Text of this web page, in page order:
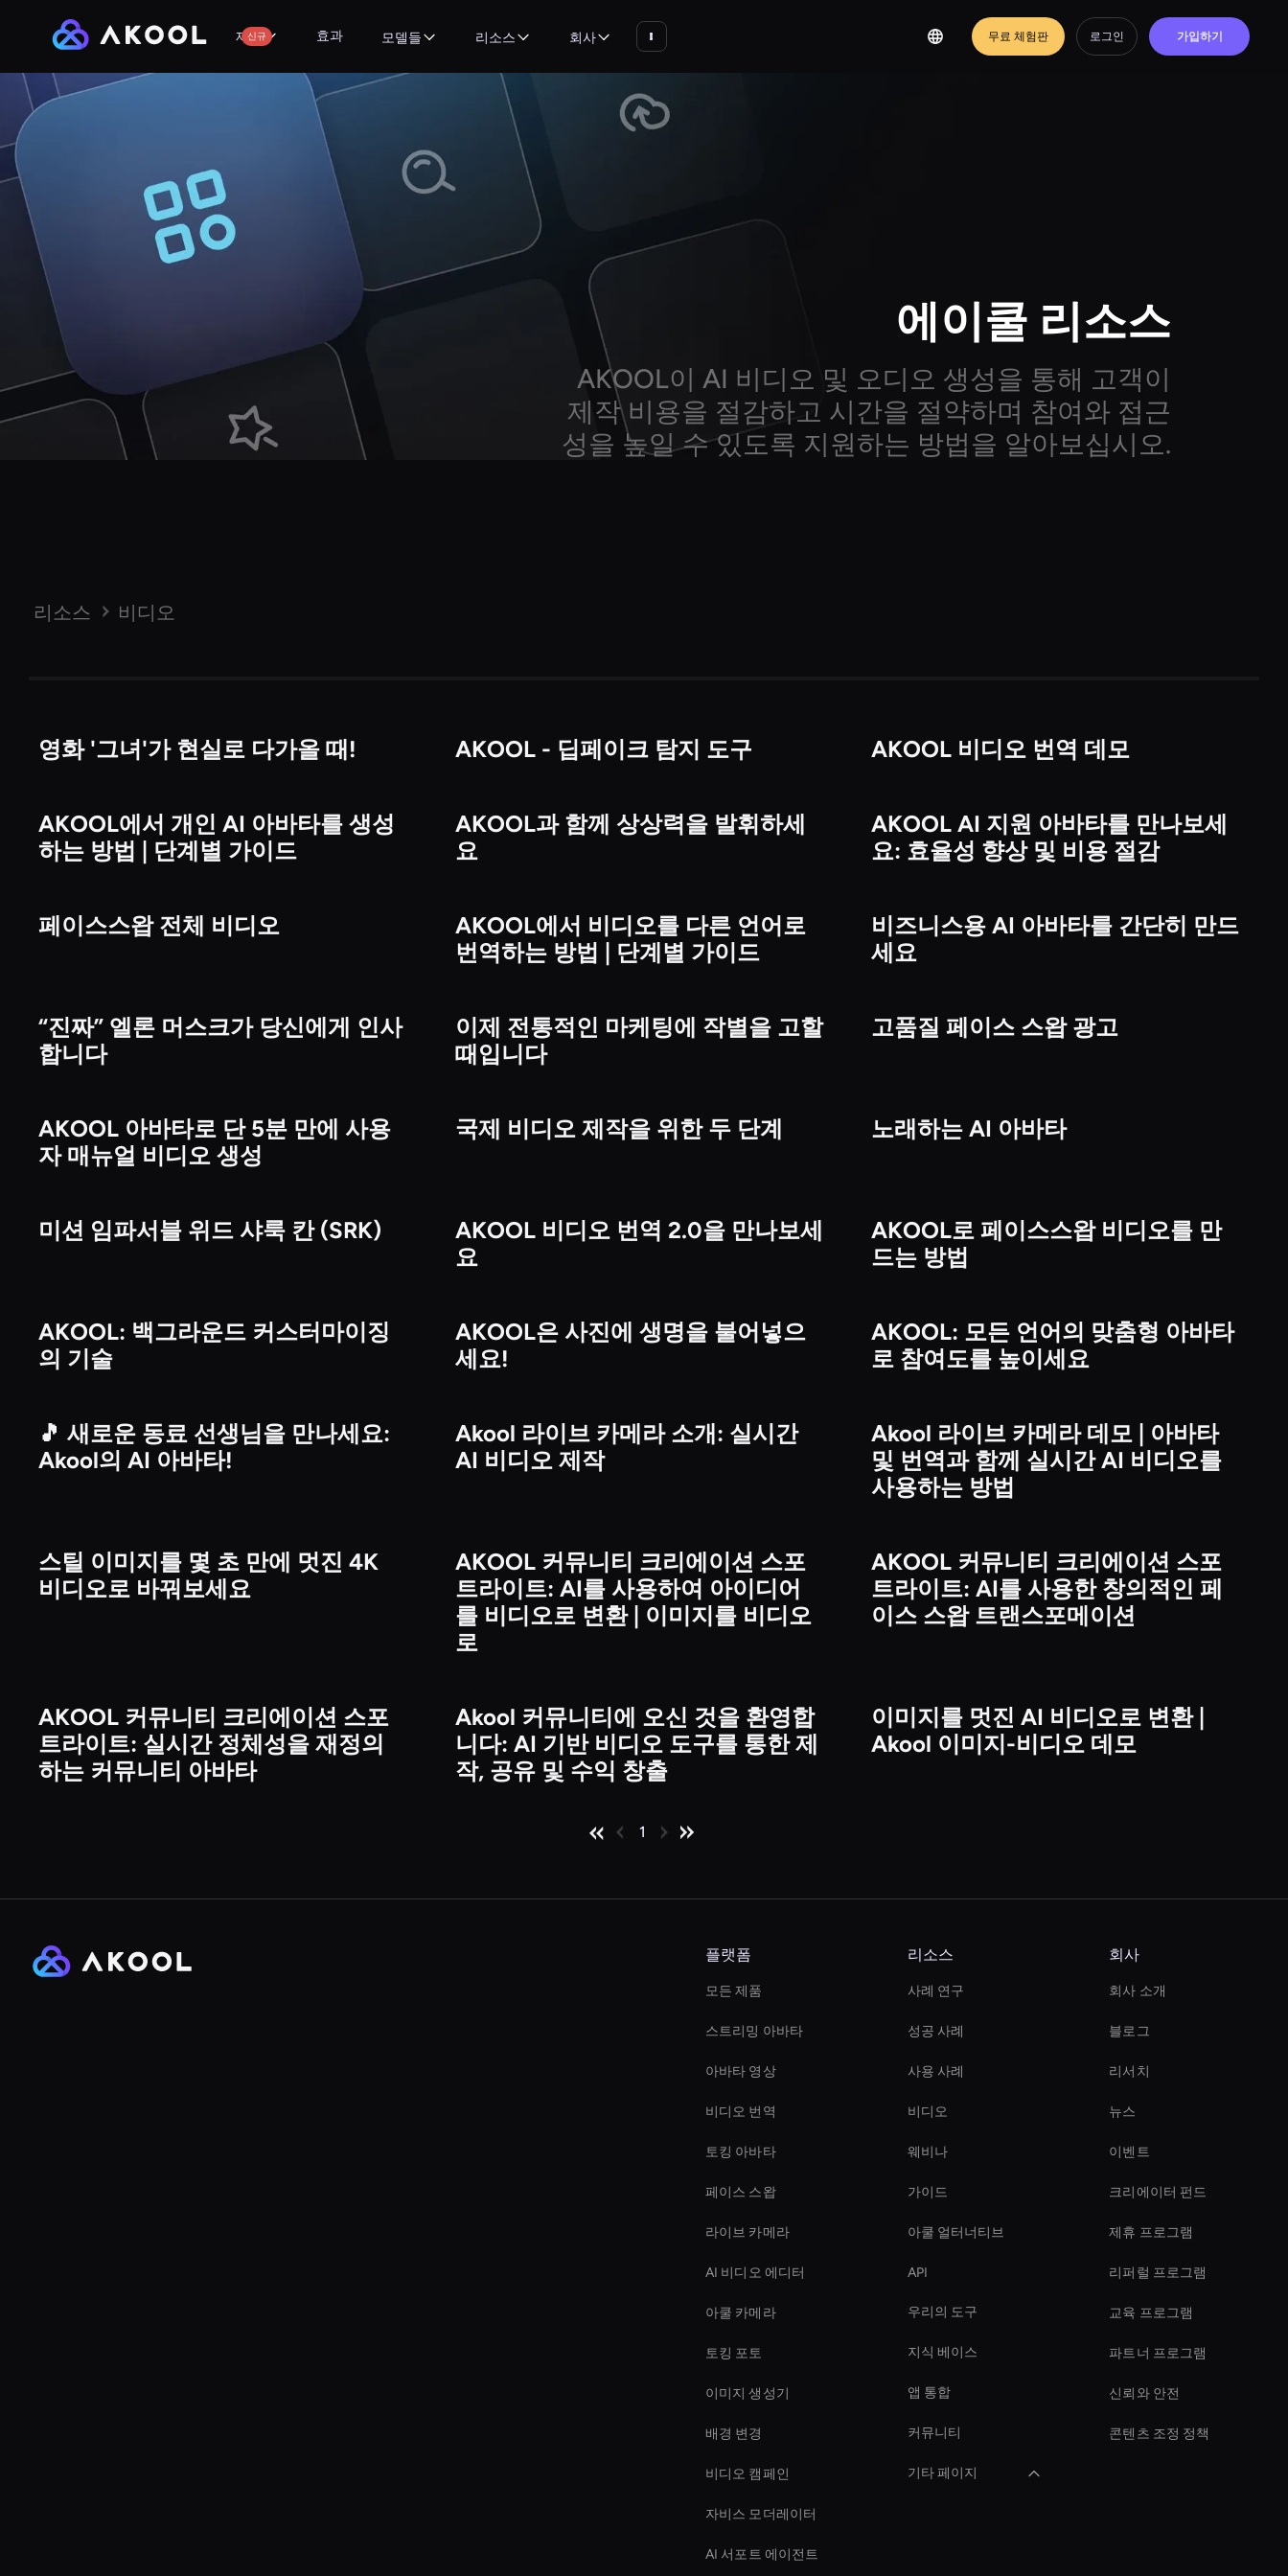
제품
신규 효과 모델들 리소스 회사 무료 체험판 로그인 가입하기
에이쿨 리소스
AKOOL이 AI 비디오 및 오디오 생성을 통해 고객이
제작 비용을 절감하고 시간을 절약하며 참여와 접근
성을 높일 수 있도록 지원하는 방법을 알아보십시오.
리소스 비디오
비디오
영화 '그녀'가 현실로 다가올 때! AKOOL - 딥페이크 탐지 도구 AKOOL 비디오 번역 데모
비디오
AKOOL에서 개인 AI 아바타를 생성
하는 방법 | 단계별 가이드
비디오
AKOOL과 함께 상상력을 발휘하세
요
비디오
AKOOL AI 지원 아바타를 만나보세
요: 효율성 향상 및 비용 절감
페이스스왑 전체 비디오 비디오
AKOOL에서 비디오를 다른 언어로
번역하는 방법 | 단계별 가이드
비디오
비즈니스용 AI 아바타를 간단히 만드
세요
비디오
“진짜” 엘론 머스크가 당신에게 인사
합니다
비디오
이제 전통적인 마케팅에 작별을 고할
때입니다
고품질 페이스 스왑 광고
비디오
AKOOL 아바타로 단 5분 만에 사용
자 매뉴얼 비디오 생성
비디오
국제 비디오 제작을 위한 두 단계 노래하는 AI 아바타
비디오
미션 임파서블 위드 샤룩 칸 (SRK) 비디오
AKOOL 비디오 번역 2.0을 만나보세
요
비디오
AKOOL로 페이스스왑 비디오를 만
드는 방법
비디오
AKOOL: 백그라운드 커스터마이징
의 기술
비디오
AKOOL은 사진에 생명을 불어넣으
세요!
비디오
AKOOL: 모든 언어의 맞춤형 아바타
로 참여도를 높이세요
비디오
🎵 새로운 동료 선생님을 만나세요:
Akool의 AI 아바타!
비디오
Akool 라이브 카메라 소개: 실시간
AI 비디오 제작
비디오
Akool 라이브 카메라 데모 | 아바타
및 번역과 함께 실시간 AI 비디오를
사용하는 방법
비디오
스틸 이미지를 몇 초 만에 멋진 4K
비디오로 바꿔보세요
비디오
AKOOL 커뮤니티 크리에이션 스포
트라이트: AI를 사용하여 아이디어
를 비디오로 변환 | 이미지를 비디오
로
비디오
AKOOL 커뮤니티 크리에이션 스포
트라이트: AI를 사용한 창의적인 페
이스 스왑 트랜스포메이션
비디오
AKOOL 커뮤니티 크리에이션 스포
트라이트: 실시간 정체성을 재정의
하는 커뮤니티 아바타
비디오
Akool 커뮤니티에 오신 것을 환영합
니다: AI 기반 비디오 도구를 통한 제
작, 공유 및 수익 창출
비디오
이미지를 멋진 AI 비디오로 변환 |
Akool 이미지-비디오 데모
1
플랫폼
모든 제품
스트리밍 아바타
아바타 영상
비디오 번역
토킹 아바타
페이스 스왑
라이브 카메라
AI 비디오 에디터
아쿨 카메라
토킹 포토
이미지 생성기
배경 변경
비디오 캠페인
자비스 모더레이터
AI 서포트 에이전트
리소스
사례 연구
성공 사례
사용 사례
비디오
웨비나
가이드
아쿨 얼터너티브
API
우리의 도구
지식 베이스
앱 통합
커뮤니티
기타 페이지
회사
회사 소개
블로그
리서치
뉴스
이벤트
크리에이터 펀드
제휴 프로그램
리퍼럴 프로그램
교육 프로그램
파트너 프로그램
신뢰와 안전
콘텐츠 조정 정책